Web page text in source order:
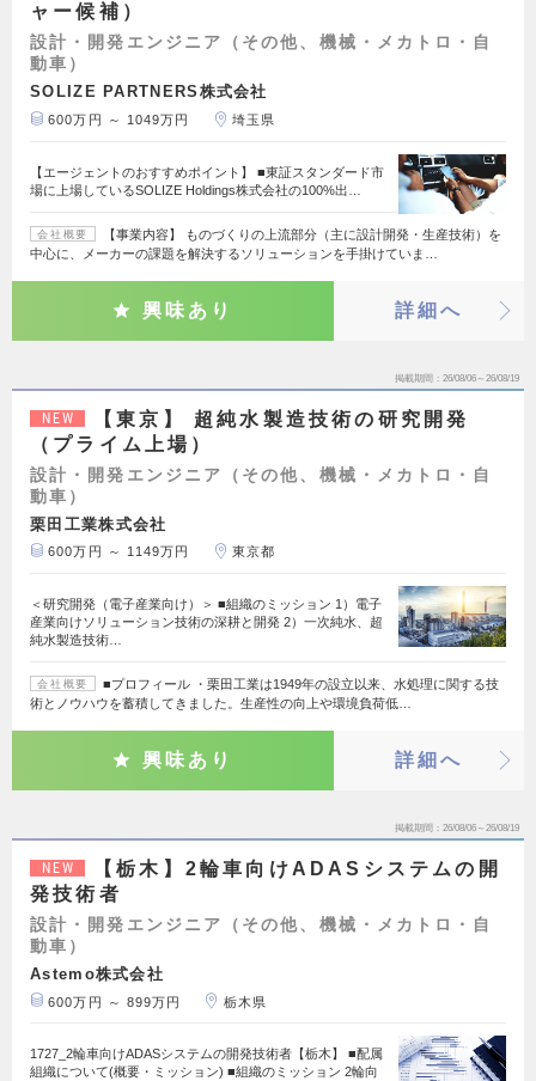
ャー候補）
設計・開発エンジニア（その他、機械・メカトロ・自
動車）
SOLIZE PARTNERS株式会社
600万円 ～ 1049万円 埼玉県
【エージェントのおすすめポイント】 ■東証スタンダード市
場に上場しているSOLIZE Holdings株式会社の100%出…
会社概要
【事業内容】 ものづくりの上流部分（主に設計開発・生産技術）を
中心に、メーカーの課題を解決するソリューションを手掛けていま…
興味あり 詳細へ
掲載期間 26/08/06～26/08/19
NEW
【東京】 超純水製造技術の研究開発
（プライム上場）
設計・開発エンジニア（その他、機械・メカトロ・自
動車）
栗田工業株式会社
600万円 ～ 1149万円 東京都
＜研究開発（電子産業向け）＞ ■組織のミッション 1）電子
産業向けソリューション技術の深耕と開発 2）一次純水、超
純水製造技術…
会社概要
■プロフィール ・栗田工業は1949年の設立以来、水処理に関する技
術とノウハウを蓄積してきました。生産性の向上や環境負荷低…
興味あり 詳細へ
掲載期間 26/08/06～26/08/19
NEW
【栃木】2輪車向けADASシステムの開
発技術者
設計・開発エンジニア（その他、機械・メカトロ・自
動車）
Astemo株式会社
600万円 ～ 899万円 栃木県
1727_2輪車向けADASシステムの開発技術者【栃木】 ■配属
組織について(概要・ミッション) ■組織のミッション 2輪向